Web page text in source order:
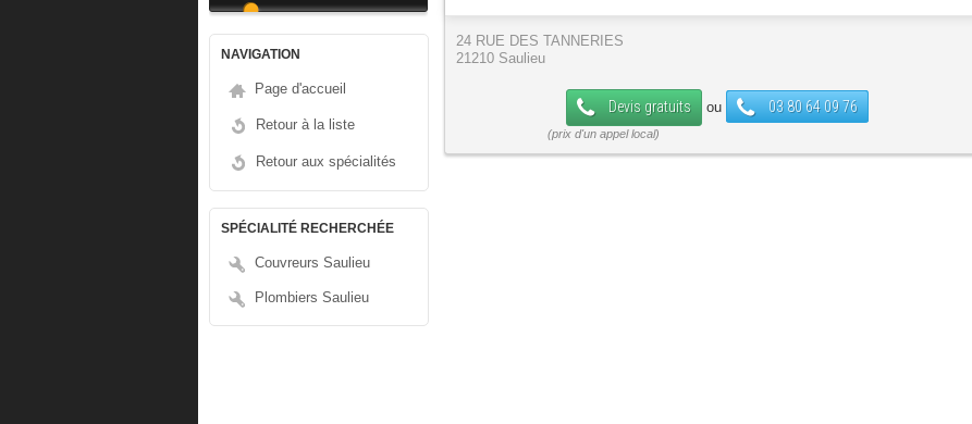
NAVIGATION
Page d'accueil
Retour à la liste
Retour aux spécialités
SPÉCIALITÉ RECHERCHÉE
Couvreurs Saulieu
Plombiers Saulieu
24 RUE DES TANNERIES
21210 Saulieu
Devis gratuits ou 03 80 64 09 76